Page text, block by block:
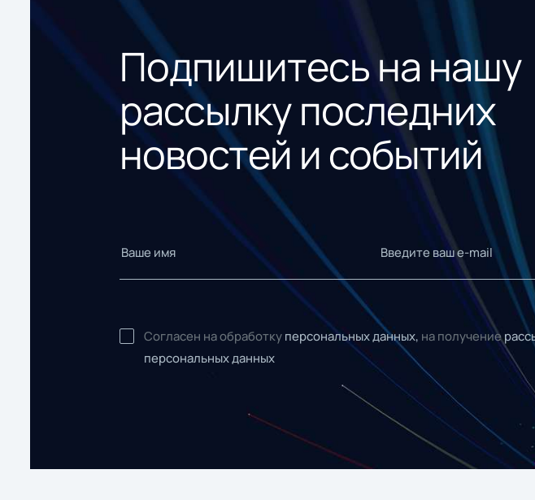
Подпишитесь на нашу
рассылку последних
новостей и событий
Согласен на обработку персональных данных, на получение
персональных данных